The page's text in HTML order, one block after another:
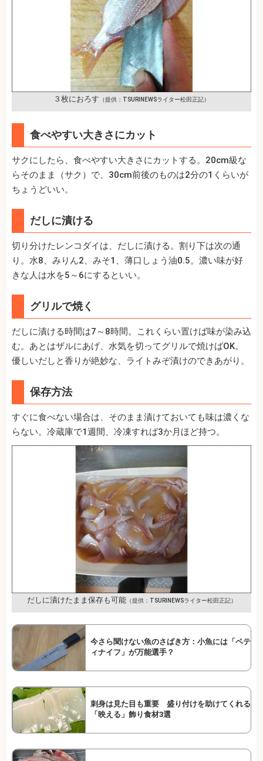
３枚におろす （提供：TSURINEWSライター松田正記）
食べやすい大きさにカット
サクにしたら、食べやすい大きさにカットする。20cm級な
らそのまま（サク）で、30cm前後のものは2分の1くらいが
ちょうどいい。
だしに漬ける
切り分けたレンコダイは、だしに漬ける。割り下は次の通
り。水8、みりん2、みそ1、薄口しょう油0.5。濃い味が好
きな人は水を5～6にするといい。
グリルで焼く
だしに漬ける時間は7～8時間。これくらい置けば味が染み込
む。あとはザルにあげ、水気を切ってグリルで焼けばOK。
優しいだしと香りが絶妙な、ライトみぞ漬けのできあがり。
保存方法
すぐに食べない場合は、そのまま漬けておいても味は濃くな
らない。冷蔵庫で1週間、冷凍すれば3か月ほど持つ。
だしに漬けたまま保存も可能（提供：TSURINEWSライター松田正記）
今さら聞けない魚のさばき方：小魚には「ペテ
ィナイフ」が万能選手？
刺身は見た目も重要 盛り付けを助けてくれる
「映える」飾り食材3選